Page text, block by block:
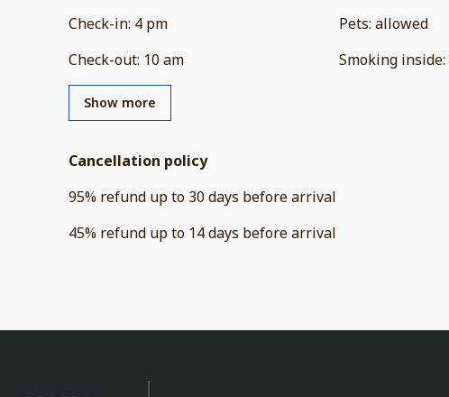
Check-in: 4 pm
Check-out: 10 am
Pets: allowed
Smoking inside:
Show more
Cancellation policy
95% refund up to 30 days beforearrival
45% refund up to 14 days beforearrival